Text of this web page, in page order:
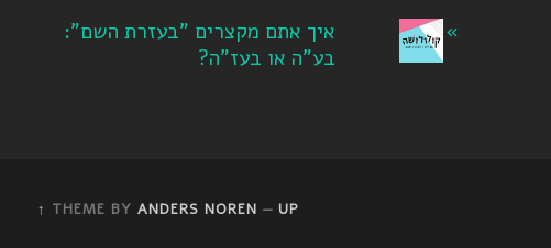
איך אתם מקצרים "בעזרת השם":
בע"ה או בעז"ה?
THEME BY ANDERS NOREN — UP ↑